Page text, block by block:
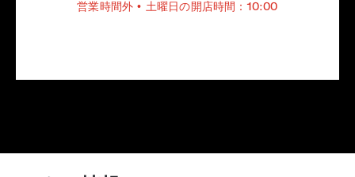
営業時間外 • 土曜日の開店時間：10:00